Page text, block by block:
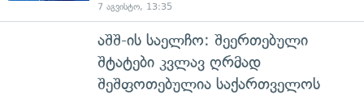
7 აგვისტო, 13:35
აშშ-ის საელჩო: შეერთებული
შტატები კვლავ ღრმად
შეშფოთებულია საქართველოს